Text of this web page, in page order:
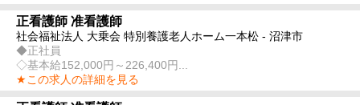
正看護師 准看護師
社会福祉法人 大乗会 特別養護老人ホーム一本松 - 沼津市
◆正社員
◇基本給152,000円～226,400円...
★この求人の詳細を見る